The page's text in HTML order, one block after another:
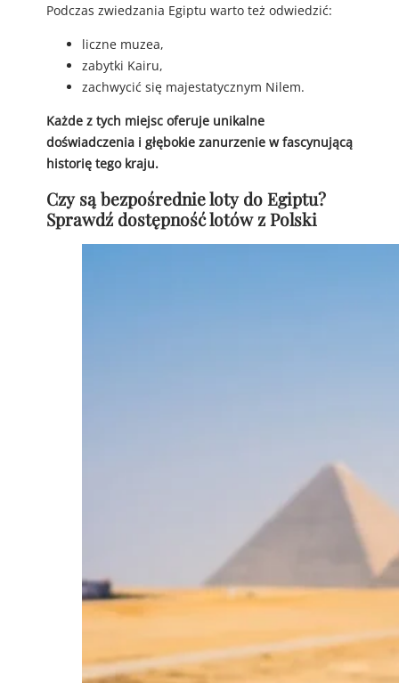
Podczas zwiedzania Egiptu warto też odwiedzić:
liczne muzea,
zabytki Kairu,
zachwycić się majestatycznym Nilem.
Każde z tych miejsc oferuje unikalne
doświadczenia i głębokie zanurzenie w fascynującą
historię tego kraju.
Czy są bezpośrednie loty do Egiptu?
Sprawdź dostępność lotów z Polski